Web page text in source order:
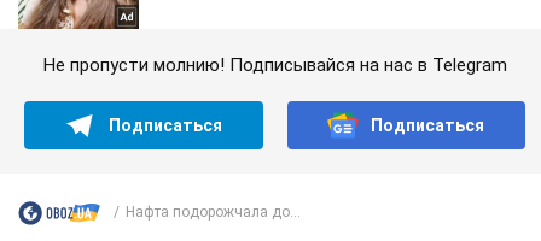
Не пропусти молнию! Подписывайся на нас в Telegram
Подписаться Подписаться
Нафта подорожчала до...